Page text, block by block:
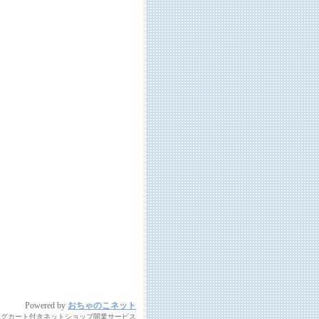
Powered by おちゃのこネット
カート付きネットショップ開業サービス